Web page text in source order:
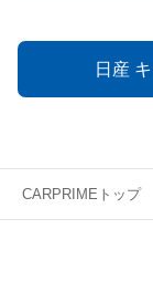
日産
CARPRIMEトップ